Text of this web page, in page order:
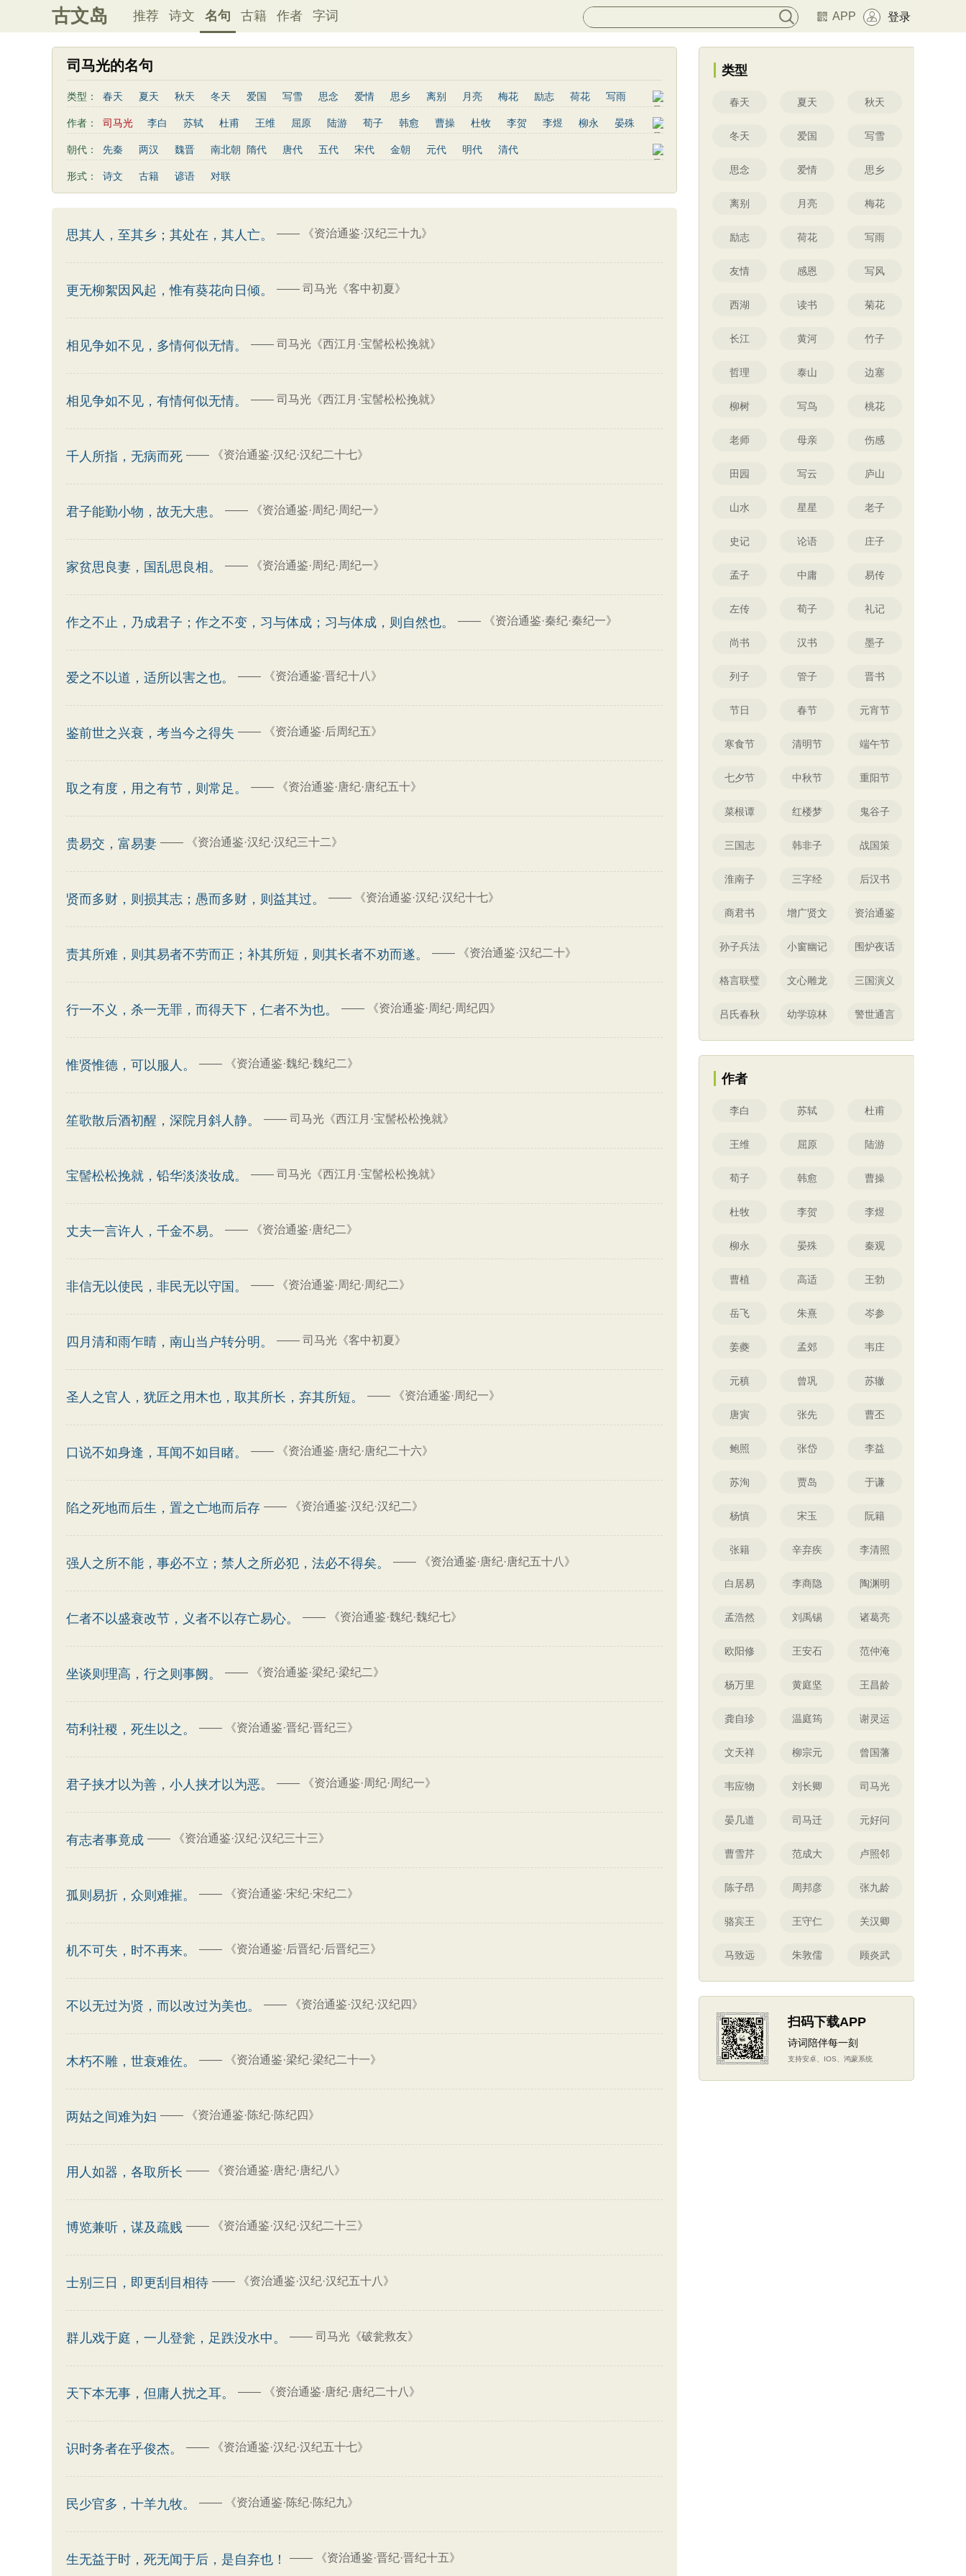
古文岛 推荐 诗文 名句 古籍 作者 字词 APP 登录
司马光的名句
类型： 春天 夏天 秋天 冬天 爱国 写雪 思念 爱情 思乡 离别 月亮 梅花 励志 荷花
写雨
友情
感恩 写风 西湖 读书 菊花 长江 黄河 竹子 哲理 泰山 边塞 柳树 写鸟
桃花
端午节
七夕节 中秋节
作者： 司马光 李白 苏轼 杜甫 王维 屈原 陆游 荀子 韩愈 曹操 杜牧 李贺 李煜 柳永
晏殊
秦观
曹植 高适 王勃 岳飞 朱熹 岑参 姜夔 孟郊 韦庄 元稹 曾巩
温庭筠
谢灵运 文天祥 柳宗元 曾国藩 韦应物 刘长卿 司马光 晏几道 司马迁 元好问
曹雪芹
范成大
卢照邻 陈子昂 周邦彦 张九龄 骆宾王 王守仁 关汉卿
朝代： 先秦 两汉 魏晋 南北朝 隋代 唐代 五代 宋代 金朝 元代 明代 清代
形式： 诗文 古籍 谚语 对联
思其人，至其乡；其处在，其人亡。 —— 《资治通鉴·汉纪三十九》
更无柳絮因风起，惟有葵花向日倾。 —— 司马光《客中初夏》
相见争如不见，多情何似无情。 —— 司马光《西江月·宝髻松松挽就》
相见争如不见，有情何似无情。 —— 司马光《西江月·宝髻松松挽就》
千人所指，无病而死 —— 《资治通鉴·汉纪·汉纪二十七》
君子能勤小物，故无大患。 —— 《资治通鉴·周纪·周纪一》
家贫思良妻，国乱思良相。 —— 《资治通鉴·周纪·周纪一》
作之不止，乃成君子；作之不变，习与体成；习与体成，则自然也。 —— 《资治通鉴·秦纪·秦纪一》
爱之不以道，适所以害之也。 —— 《资治通鉴·晋纪十八》
鉴前世之兴衰，考当今之得失 —— 《资治通鉴·后周纪五》
取之有度，用之有节，则常足。 —— 《资治通鉴·唐纪·唐纪五十》
贵易交，富易妻 —— 《资治通鉴·汉纪·汉纪三十二》
贤而多财，则损其志；愚而多财，则益其过。 —— 《资治通鉴·汉纪·汉纪十七》
责其所难，则其易者不劳而正；补其所短，则其长者不劝而遂。 —— 《资治通鉴·汉纪二十》
行一不义，杀一无罪，而得天下，仁者不为也。 —— 《资治通鉴·周纪·周纪四》
惟贤惟德，可以服人。 —— 《资治通鉴·魏纪·魏纪二》
笙歌散后酒初醒，深院月斜人静。 —— 司马光《西江月·宝髻松松挽就》
宝髻松松挽就，铅华淡淡妆成。 —— 司马光《西江月·宝髻松松挽就》
丈夫一言许人，千金不易。 —— 《资治通鉴·唐纪二》
非信无以使民，非民无以守国。 —— 《资治通鉴·周纪·周纪二》
四月清和雨乍晴，南山当户转分明。 —— 司马光《客中初夏》
圣人之官人，犹匠之用木也，取其所长，弃其所短。 —— 《资治通鉴·周纪一》
口说不如身逢，耳闻不如目睹。 —— 《资治通鉴·唐纪·唐纪二十六》
陷之死地而后生，置之亡地而后存 —— 《资治通鉴·汉纪·汉纪二》
强人之所不能，事必不立；禁人之所必犯，法必不得矣。 —— 《资治通鉴·唐纪·唐纪五十八》
仁者不以盛衰改节，义者不以存亡易心。 —— 《资治通鉴·魏纪·魏纪七》
坐谈则理高，行之则事阙。 —— 《资治通鉴·梁纪·梁纪二》
苟利社稷，死生以之。 —— 《资治通鉴·晋纪·晋纪三》
君子挟才以为善，小人挟才以为恶。 —— 《资治通鉴·周纪·周纪一》
有志者事竟成 —— 《资治通鉴·汉纪·汉纪三十三》
孤则易折，众则难摧。 —— 《资治通鉴·宋纪·宋纪二》
机不可失，时不再来。 —— 《资治通鉴·后晋纪·后晋纪三》
不以无过为贤，而以改过为美也。 —— 《资治通鉴·汉纪·汉纪四》
木朽不雕，世衰难佐。 —— 《资治通鉴·梁纪·梁纪二十一》
两姑之间难为妇 —— 《资治通鉴·陈纪·陈纪四》
用人如器，各取所长 —— 《资治通鉴·唐纪·唐纪八》
博览兼听，谋及疏贱 —— 《资治通鉴·汉纪·汉纪二十三》
士别三日，即更刮目相待 —— 《资治通鉴·汉纪·汉纪五十八》
群儿戏于庭，一儿登瓮，足跌没水中。 —— 司马光《破瓮救友》
天下本无事，但庸人扰之耳。 —— 《资治通鉴·唐纪·唐纪二十八》
识时务者在乎俊杰。 —— 《资治通鉴·汉纪·汉纪五十七》
民少官多，十羊九牧。 —— 《资治通鉴·陈纪·陈纪九》
生无益于时，死无闻于后，是自弃也！ —— 《资治通鉴·晋纪·晋纪十五》
类型
春天 夏天 秋天
冬天 爱国 写雪
思念 爱情 思乡
离别 月亮 梅花
励志 荷花 写雨
友情 感恩 写风
西湖 读书 菊花
长江 黄河 竹子
哲理 泰山 边塞
柳树 写鸟 桃花
老师 母亲 伤感
田园 写云 庐山
山水 星星 老子
史记 论语 庄子
孟子 中庸 易传
左传 荀子 礼记
尚书 汉书 墨子
列子 管子 晋书
节日 春节 元宵节
寒食节 清明节 端午节
七夕节 中秋节 重阳节
菜根谭 红楼梦 鬼谷子
三国志 韩非子 战国策
淮南子 三字经 后汉书
商君书 增广贤文 资治通鉴
孙子兵法 小窗幽记 围炉夜话
格言联璧 文心雕龙 三国演义
吕氏春秋 幼学琼林 警世通言
作者
李白 苏轼 杜甫
王维 屈原 陆游
荀子 韩愈 曹操
杜牧 李贺 李煜
柳永 晏殊 秦观
曹植 高适 王勃
岳飞 朱熹 岑参
姜夔 孟郊 韦庄
元稹 曾巩 苏辙
唐寅 张先 曹丕
鲍照 张岱 李益
苏洵 贾岛 于谦
杨慎 宋玉 阮籍
张籍 辛弃疾 李清照
白居易 李商隐 陶渊明
孟浩然 刘禹锡 诸葛亮
欧阳修 王安石 范仲淹
杨万里 黄庭坚 王昌龄
龚自珍 温庭筠 谢灵运
文天祥 柳宗元 曾国藩
韦应物 刘长卿 司马光
晏几道 司马迁 元好问
曹雪芹 范成大 卢照邻
陈子昂 周邦彦 张九龄
骆宾王 王守仁 关汉卿
马致远 朱敦儒 顾炎武
扫码下载APP
诗词陪伴每一刻
支持安卓、IOS、鸿蒙系统